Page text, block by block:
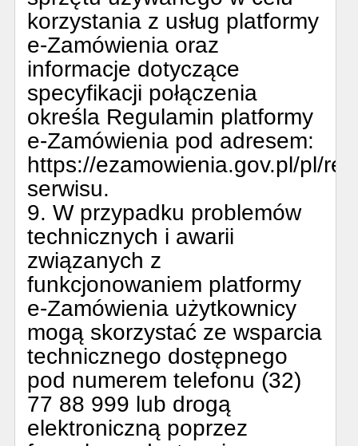
korzystania z usług platformy
e-Zamówienia oraz
informacje dotyczące
specyfikacji połączenia
określa Regulamin platformy
e-Zamówienia pod adresem:
https://ezamowienia.gov.pl/pl/
serwisu.
9. W przypadku problemów
technicznych i awarii
związanych z
funkcjonowaniem platformy
e-Zamówienia użytkownicy
mogą skorzystać ze wsparcia
technicznego dostępnego
pod numerem telefonu (32)
77 88 999 lub drogą
elektroniczną poprzez